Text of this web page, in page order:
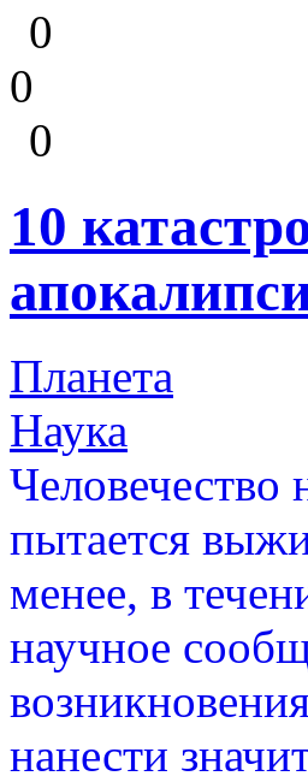
0
0
0
10
Планета
Наука
Человечество
пытается
менее, в
научное
нанести